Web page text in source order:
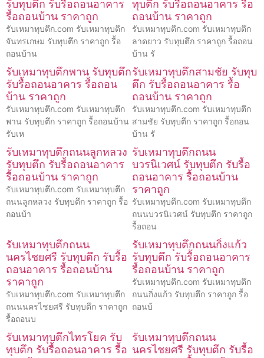
รับทุบตึก รับรื้อถอนอาคาร
รื้อถอนบ้าน ราคาถูก
รับเหมาทุบตึก.com รับเหมาทุบตึก
จันทรเกษม รับทุบตึก ราคาถูก รื้อ
ถอนบ้าน
ทุบตึก รับรื้อถอนอาคาร รื้อ
ถอนบ้าน ราคาถูก
รับเหมาทุบตึก.com รับเหมาทุบตึก
ลาดยาว รับทุบตึก ราคาถูก รื้อถอน
บ้าน รั
รับเหมาทุบตึกพาน รับทุบตึก
รับรื้อถอนอาคาร รื้อถอน
บ้าน ราคาถูก
รับเหมาทุบตึก.com รับเหมาทุบตึก
พาน รับทุบตึก ราคาถูก รื้อถอนบ้าน
รับเห
รับเหมาทุบตึกสามชัย รับทุบ
ตึก รับรื้อถอนอาคาร รื้อ
ถอนบ้าน ราคาถูก
รับเหมาทุบตึก.com รับเหมาทุบตึก
สามชัย รับทุบตึก ราคาถูก รื้อถอน
บ้าน รั
รับเหมาทุบตึกถนนลูกหลวง
รับทุบตึก รับรื้อถอนอาคาร
รื้อถอนบ้าน ราคาถูก
รับเหมาทุบตึก.com รับเหมาทุบตึก
ถนนลูกหลวง รับทุบตึก ราคาถูก รื้อ
ถอนบ้า
รับเหมาทุบตึกถนน
บวรนิเวศน์ รับทุบตึก รับรื้อ
ถอนอาคาร รื้อถอนบ้าน
ราคาถูก
รับเหมาทุบตึก.com รับเหมาทุบตึก
ถนนบวรนิเวศน์ รับทุบตึก ราคาถูก
รื้อถอน
รับเหมาทุบตึกถนน
นครไชยศรี รับทุบตึก รับรื้อ
ถอนอาคาร รื้อถอนบ้าน
ราคาถูก
รับเหมาทุบตึก.com รับเหมาทุบตึก
ถนนนครไชยศรี รับทุบตึก ราคาถูก
รื้อถอนบ
รับเหมาทุบตึกถนนกิ่งแก้ว
รับทุบตึก รับรื้อถอนอาคาร
รื้อถอนบ้าน ราคาถูก
รับเหมาทุบตึก.com รับเหมาทุบตึก
ถนนกิ่งแก้ว รับทุบตึก ราคาถูก รื้อ
ถอนบ้
รับเหมาทุบตึกไทรโยค รับ
ทุบตึก รับรื้อถอนอาคาร รื้อ
รับเหมาทุบตึกถนน
นครไชยศรี รับทุบตึก รับรื้อ